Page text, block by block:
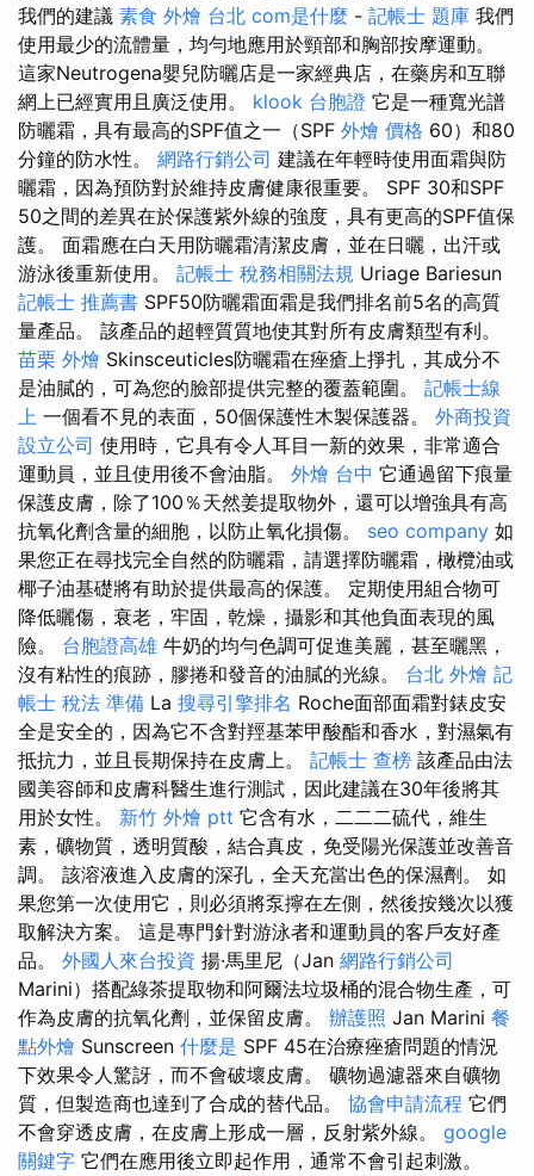
我們的建議 素食 外燴 台北 com是什麼 - 記帳士 題庫 我們
使用最少的流體量，均勻地應用於頸部和胸部按摩運動。
這家Neutrogena嬰兒防曬店是一家經典店，在藥房和互聯
網上已經實用且廣泛使用。 klook 台胞證 它是一種寬光譜
防曬霜，具有最高的SPF值之一（SPF 外燴 價格 60）和80
分鐘的防水性。 網路行銷公司 建議在年輕時使用面霜與防
曬霜，因為預防對於維持皮膚健康很重要。 SPF 30和SPF
50之間的差異在於保護紫外線的強度，具有更高的SPF值保
護。 面霜應在白天用防曬霜清潔皮膚，並在日曬，出汗或
游泳後重新使用。 記帳士 稅務相關法規 Uriage Bariesun
記帳士 推薦書 SPF50防曬霜面霜是我們排名前5名的高質
量產品。 該產品的超輕質質地使其對所有皮膚類型有利。
苗栗 外燴 Skinsceuticles防曬霜在痤瘡上掙扎，其成分不
是油膩的，可為您的臉部提供完整的覆蓋範圍。 記帳士線
上 一個看不見的表面，50個保護性木製保護器。 外商投資
設立公司 使用時，它具有令人耳目一新的效果，非常適合
運動員，並且使用後不會油脂。 外燴 台中 它通過留下痕量
保護皮膚，除了100％天然姜提取物外，還可以增強具有高
抗氧化劑含量的細胞，以防止氧化損傷。 seo company 如
果您正在尋找完全自然的防曬霜，請選擇防曬霜，橄欖油或
椰子油基礎將有助於提供最高的保護。 定期使用組合物可
降低曬傷，衰老，牢固，乾燥，攝影和其他負面表現的風
險。 台胞證高雄 牛奶的均勻色調可促進美麗，甚至曬黑，
沒有粘性的痕跡，膠捲和發音的油膩的光線。 台北 外燴 記
帳士 稅法 準備 La 搜尋引擎排名 Roche面部面霜對錶皮安
全是安全的，因為它不含對羥基苯甲酸酯和香水，對濕氣有
抵抗力，並且長期保持在皮膚上。 記帳士 查榜 該產品由法
國美容師和皮膚科醫生進行測試，因此建議在30年後將其
用於女性。 新竹 外燴 ptt 它含有水，二二二硫代，維生
素，礦物質，透明質酸，結合真皮，免受陽光保護並改善音
調。 該溶液進入皮膚的深孔，全天充當出色的保濕劑。 如
果您第一次使用它，則必須將泵擰在左側，然後按幾次以獲
取解決方案。 這是專門針對游泳者和運動員的客戶友好產
品。 外國人來台投資 揚·馬里尼（Jan 網路行銷公司
Marini）搭配綠茶提取物和阿爾法垃圾桶的混合物生產，可
作為皮膚的抗氧化劑，並保留皮膚。 辦護照 Jan Marini 餐
點外燴 Sunscreen 什麼是 SPF 45在治療痤瘡問題的情況
下效果令人驚訝，而不會破壞皮膚。 礦物過濾器來自礦物
質，但製造商也達到了合成的替代品。 協會申請流程 它們
不會穿透皮膚，在皮膚上形成一層，反射紫外線。 google
關鍵字 它們在應用後立即起作用，通常不會引起刺激。